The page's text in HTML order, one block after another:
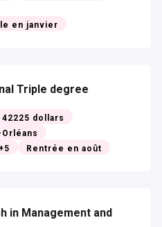
en janvier
Triple degree
42225 dollars
Rentrée en août
in Management and